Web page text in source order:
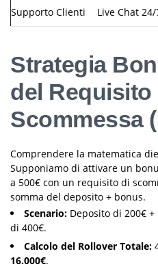
Supporto Clienti Live Chat
Strategia
del Requisito
Scommessa
Comprendere la matematica
Supponiamo di attivare un
a 500€ con un requisito di
somma del deposito + bonus.
Scenario: Deposito di 200€
di 400€.
Calcolo del Rollover Totale:
16.000€.